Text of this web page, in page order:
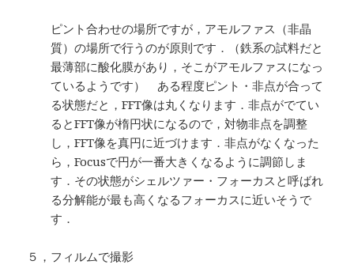
ピント合わせの場所ですが，アモルファス（非晶
質）の場所で行うのが原則です．（鉄系の試料だと
最薄部に酸化膜があり，そこがアモルファスになっ
ているようです） ある程度ピント・非点が合って
る状態だと，FFT像は丸くなります．非点がでてい
るとFFT像が楕円状になるので，対物非点を調整
し，FFT像を真円に近づけます．非点がなくなった
ら，Focusで円が一番大きくなるように調節しま
す．その状態がシェルツァー・フォーカスと呼ばれ
る分解能が最も高くなるフォーカスに近いそうで
す．
５，フィルムで撮影